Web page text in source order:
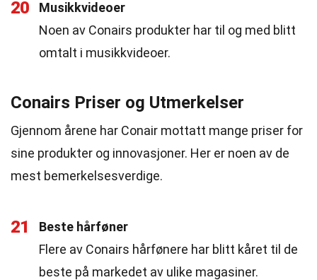
20
Musikkvideoer
Noen av Conairs produkter har til og med blitt
omtalt i musikkvideoer.
Conairs Priser og Utmerkelser
Gjennom årene har Conair mottatt mange priser for
sine produkter og innovasjoner. Her er noen av de
mest bemerkelsesverdige.
21
Beste hårføner
Flere av Conairs hårfønere har blitt kåret til de
beste på markedet av ulike magasiner.